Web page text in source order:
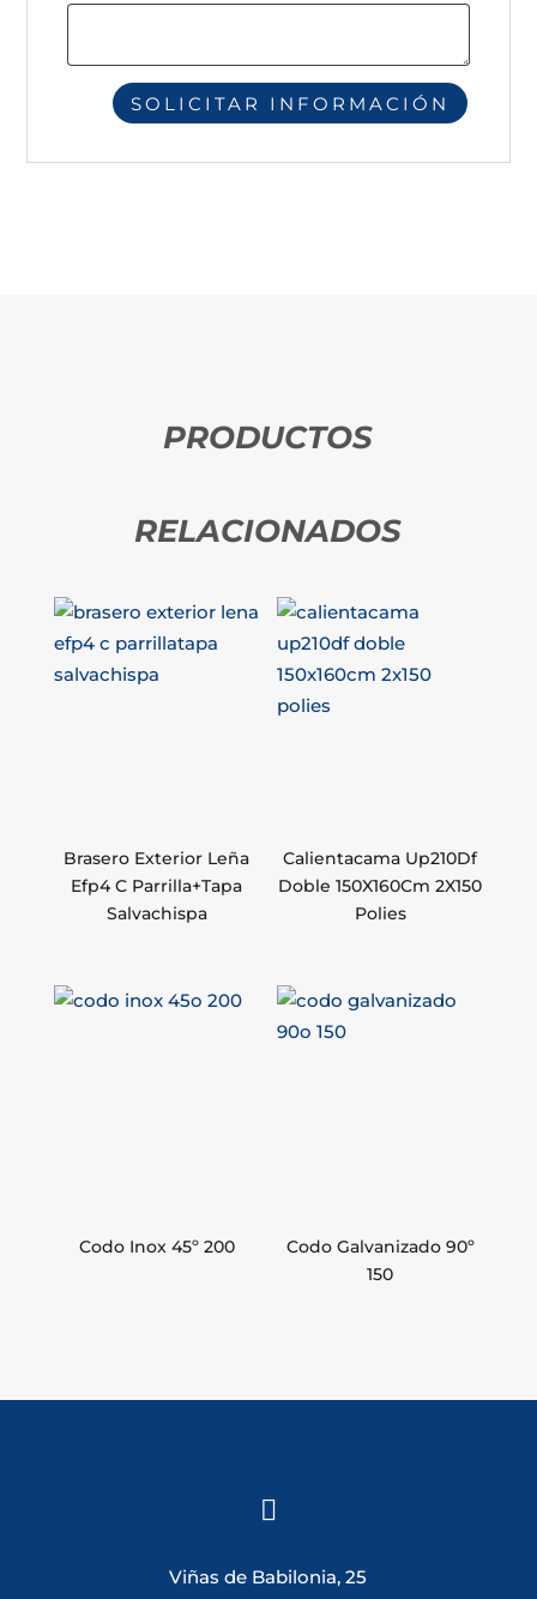
PRODUCTOS
RELACIONADOS
Brasero Exterior Leña
Efp4 C Parrilla+Tapa
Salvachispa
Calientacama Up210Df
Doble 150X160Cm 2X150
Polies
Codo Inox 45º 200
Codo Galvanizado 90º
150

Viñas de Babilonia, 25